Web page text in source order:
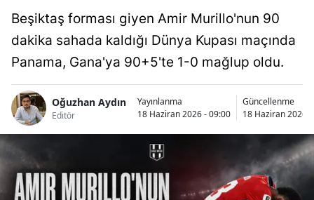
Beşiktaş forması giyen Amir Murillo'nun 90
dakika sahada kaldığı Dünya Kupası maçında
Panama, Gana'ya 90+5'te 1-0 mağlup oldu.
Oğuzhan Aydın
Editör
Yayınlanma
18 Haziran 2026 - 09:00
Güncellenme
18 Haziran 2026